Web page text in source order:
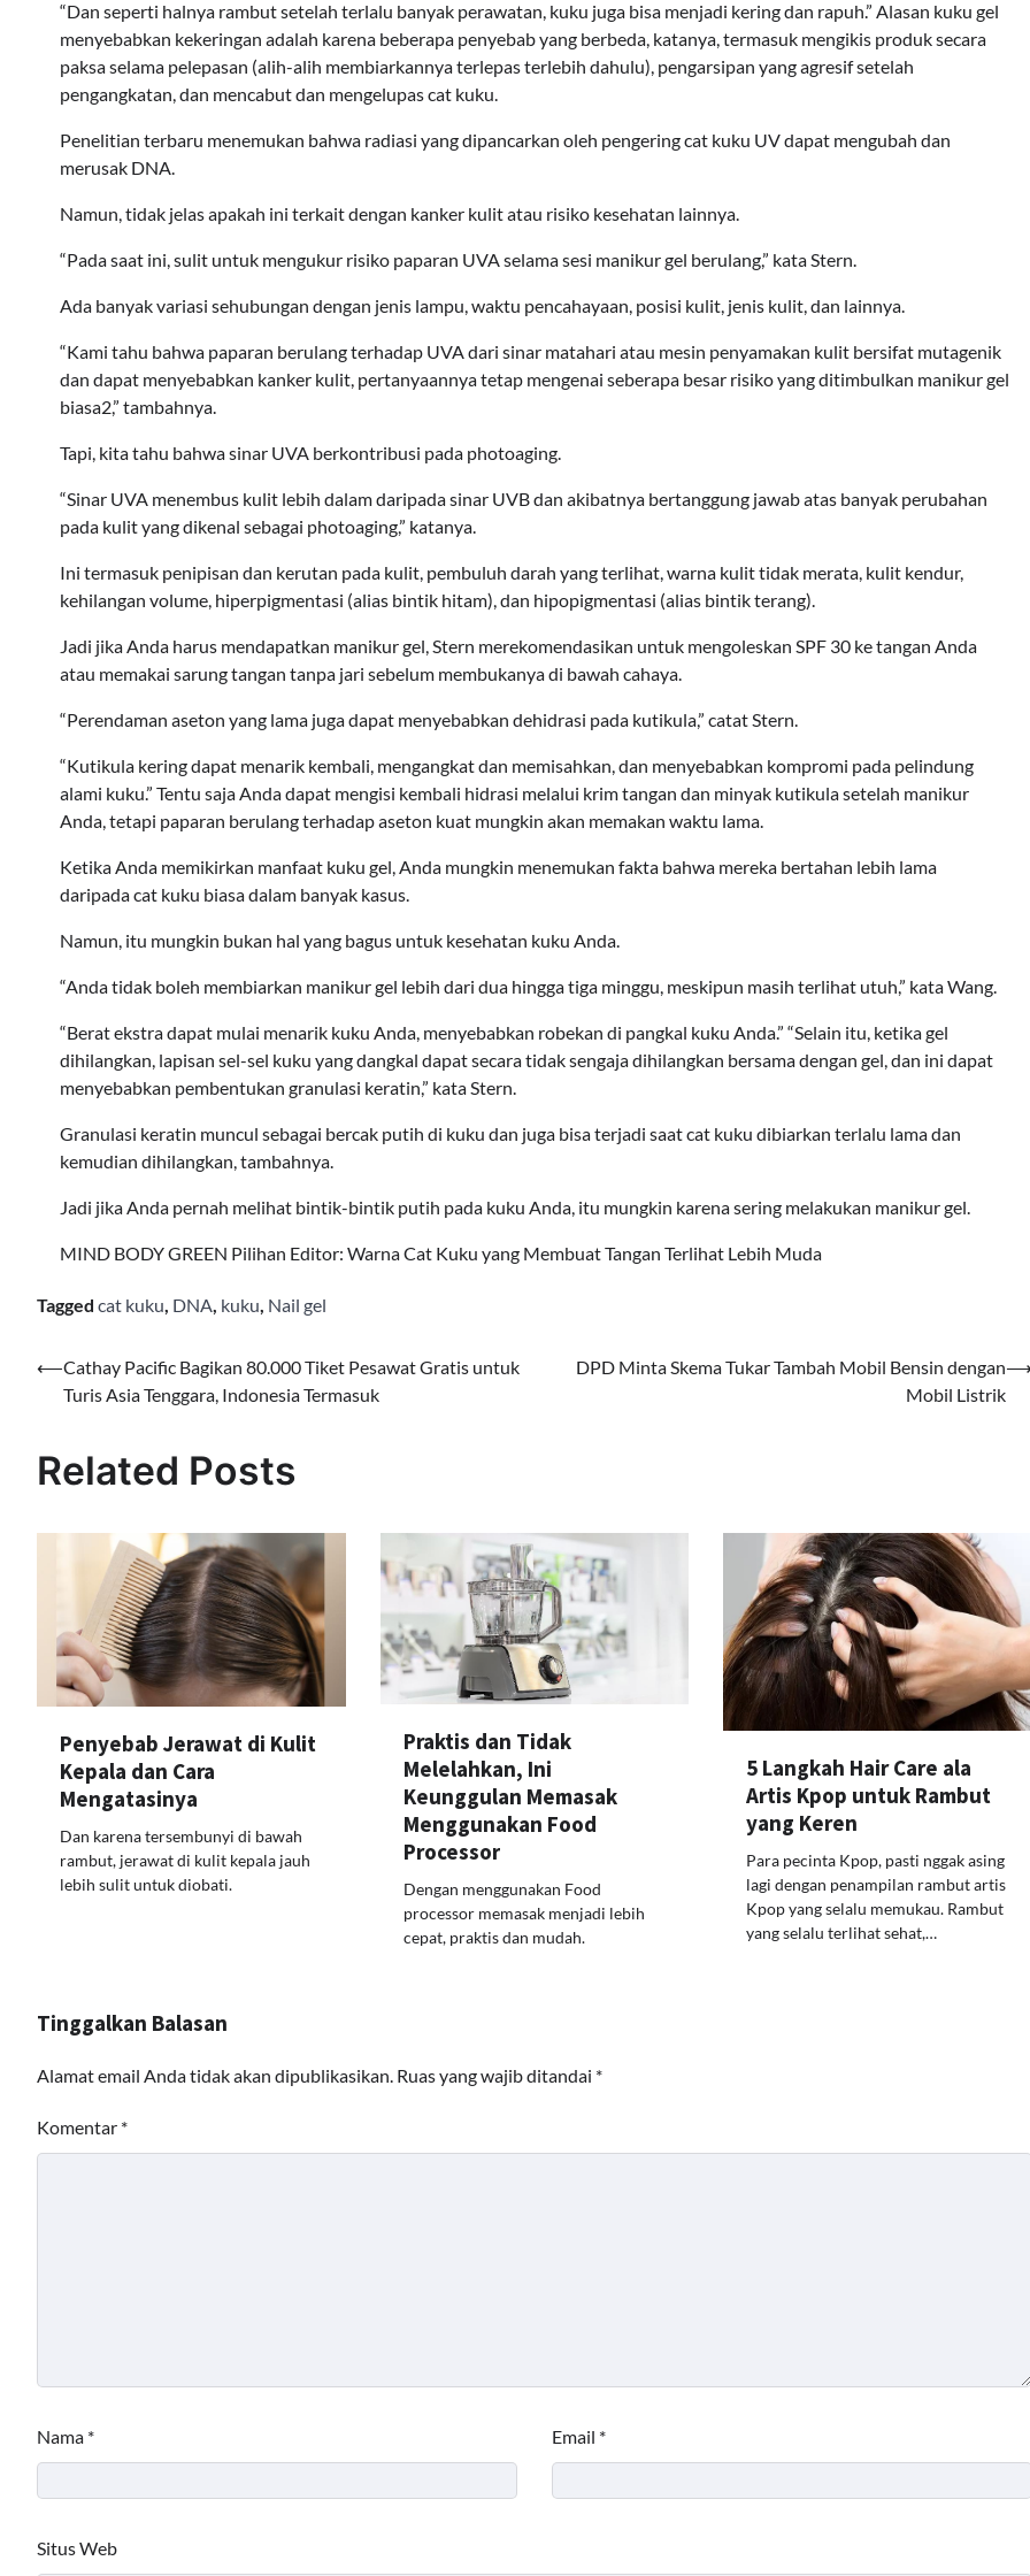
“Dan seperti halnya rambut setelah terlalu banyak perawatan, kuku juga bisa menjadi kering dan rapuh.” Alasan kuku gel
menyebabkan kekeringan adalah karena beberapa penyebab yang berbeda, katanya, termasuk mengikis produk secara
paksa selama pelepasan (alih-alih membiarkannya terlepas terlebih dahulu), pengarsipan yang agresif setelah
pengangkatan, dan mencabut dan mengelupas cat kuku.
Penelitian terbaru menemukan bahwa radiasi yang dipancarkan oleh pengering cat kuku UV dapat mengubah dan
merusak DNA.
Namun, tidak jelas apakah ini terkait dengan kanker kulit atau risiko kesehatan lainnya.
“Pada saat ini, sulit untuk mengukur risiko paparan UVA selama sesi manikur gel berulang,” kata Stern.
Ada banyak variasi sehubungan dengan jenis lampu, waktu pencahayaan, posisi kulit, jenis kulit, dan lainnya.
“Kami tahu bahwa paparan berulang terhadap UVA dari sinar matahari atau mesin penyamakan kulit bersifat mutagenik
dan dapat menyebabkan kanker kulit, pertanyaannya tetap mengenai seberapa besar risiko yang ditimbulkan manikur gel
biasa2,” tambahnya.
Tapi, kita tahu bahwa sinar UVA berkontribusi pada photoaging.
“Sinar UVA menembus kulit lebih dalam daripada sinar UVB dan akibatnya bertanggung jawab atas banyak perubahan
pada kulit yang dikenal sebagai photoaging,” katanya.
Ini termasuk penipisan dan kerutan pada kulit, pembuluh darah yang terlihat, warna kulit tidak merata, kulit kendur,
kehilangan volume, hiperpigmentasi (alias bintik hitam), dan hipopigmentasi (alias bintik terang).
Jadi jika Anda harus mendapatkan manikur gel, Stern merekomendasikan untuk mengoleskan SPF 30 ke tangan Anda
atau memakai sarung tangan tanpa jari sebelum membukanya di bawah cahaya.
“Perendaman aseton yang lama juga dapat menyebabkan dehidrasi pada kutikula,” catat Stern.
“Kutikula kering dapat menarik kembali, mengangkat dan memisahkan, dan menyebabkan kompromi pada pelindung
alami kuku.” Tentu saja Anda dapat mengisi kembali hidrasi melalui krim tangan dan minyak kutikula setelah manikur
Anda, tetapi paparan berulang terhadap aseton kuat mungkin akan memakan waktu lama.
Ketika Anda memikirkan manfaat kuku gel, Anda mungkin menemukan fakta bahwa mereka bertahan lebih lama
daripada cat kuku biasa dalam banyak kasus.
Namun, itu mungkin bukan hal yang bagus untuk kesehatan kuku Anda.
“Anda tidak boleh membiarkan manikur gel lebih dari dua hingga tiga minggu, meskipun masih terlihat utuh,” kata Wang.
“Berat ekstra dapat mulai menarik kuku Anda, menyebabkan robekan di pangkal kuku Anda.” “Selain itu, ketika gel
dihilangkan, lapisan sel-sel kuku yang dangkal dapat secara tidak sengaja dihilangkan bersama dengan gel, dan ini dapat
menyebabkan pembentukan granulasi keratin,” kata Stern.
Granulasi keratin muncul sebagai bercak putih di kuku dan juga bisa terjadi saat cat kuku dibiarkan terlalu lama dan
kemudian dihilangkan, tambahnya.
Jadi jika Anda pernah melihat bintik-bintik putih pada kuku Anda, itu mungkin karena sering melakukan manikur gel.
MIND BODY GREEN Pilihan Editor: Warna Cat Kuku yang Membuat Tangan Terlihat Lebih Muda
Tagged cat kuku, DNA, kuku, Nail gel
Navigasi
pos
⟵Cathay Pacific Bagikan 80.000 Tiket Pesawat Gratis untuk
Turis Asia Tenggara, Indonesia Termasuk
DPD Minta Skema Tukar Tambah Mobil Bensin dengan
Mobil Listrik
Related Posts
Penyebab Jerawat di Kulit
Kepala dan Cara
Mengatasinya
Dan karena tersembunyi di bawah
rambut, jerawat di kulit kepala jauh
lebih sulit untuk diobati.
Praktis dan Tidak
Melelahkan, Ini
Keunggulan Memasak
Menggunakan Food
Processor
Dengan menggunakan Food
processor memasak menjadi lebih
cepat, praktis dan mudah.
5 Langkah Hair Care ala
Artis Kpop untuk Rambut
yang Keren
Para pecinta Kpop, pasti nggak asing
lagi dengan penampilan rambut artis
Kpop yang selalu memukau. Rambut
yang selalu terlihat sehat,…
Tinggalkan Balasan
Alamat email Anda tidak akan dipublikasikan. Ruas yang wajib ditandai *
Komentar *
Nama * Email *
Situs Web